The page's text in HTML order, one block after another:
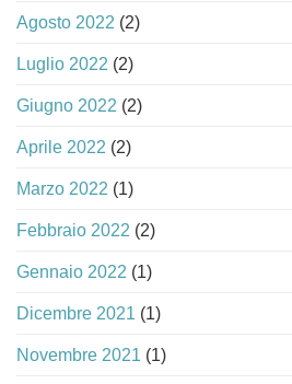
Agosto 2022 (2)
Luglio 2022 (2)
Giugno 2022 (2)
Aprile 2022 (2)
Marzo 2022 (1)
Febbraio 2022 (2)
Gennaio 2022 (1)
Dicembre 2021 (1)
Novembre 2021 (1)